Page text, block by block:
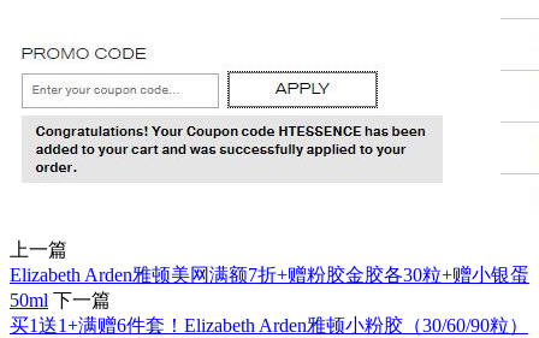
上一篇
Elizabeth Arden雅顿美网满额7折+赠粉胶金胶各30粒+赠小银蛋
50ml 下一篇
买1送1+满赠6件套！Elizabeth Arden雅顿小粉胶（30/60/90粒）